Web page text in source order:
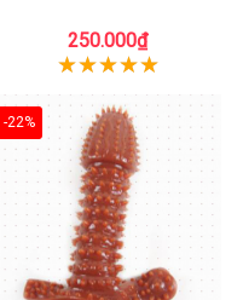
250.000₫
-22%